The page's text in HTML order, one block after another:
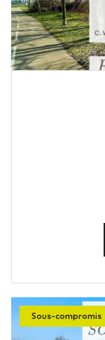
Sous-compromis